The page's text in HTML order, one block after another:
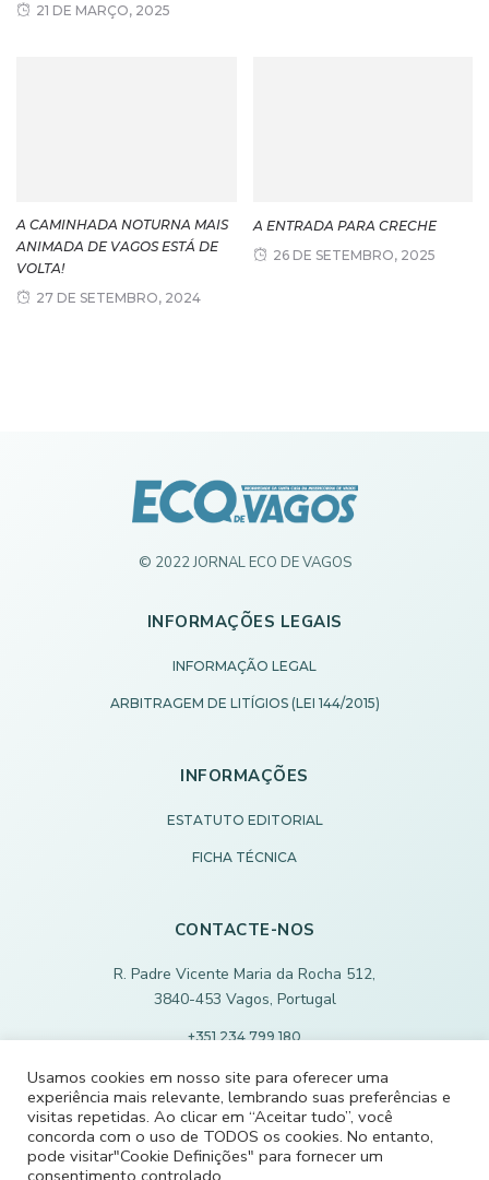
21 DE MARÇO, 2025
A CAMINHADA NOTURNA MAIS
ANIMADA DE VAGOS ESTÁ DE
VOLTA!
27 DE SETEMBRO, 2024
A ENTRADA PARA CRECHE
26 DE SETEMBRO, 2025
© 2022 JORNAL ECO DE VAGOS
INFORMAÇÕES LEGAIS
INFORMAÇÃO LEGAL
ARBITRAGEM DE LITÍGIOS (LEI 144/2015)
INFORMAÇÕES
ESTATUTO EDITORIAL
FICHA TÉCNICA
CONTACTE-NOS
R. Padre Vicente Maria da Rocha 512,
3840-453 Vagos, Portugal
+351 234 799 180
ECODEVAGOS@SCMVAGOS.EU
CONTACTE-NOS
Usamos cookies em nosso site para oferecer uma
experiência mais relevante, lembrando suas preferências e
visitas repetidas. Ao clicar em “Aceitar tudo”, você
concorda com o uso de TODOS os cookies. No entanto,
pode visitar"Cookie Definições" para fornecer um
consentimento controlado.